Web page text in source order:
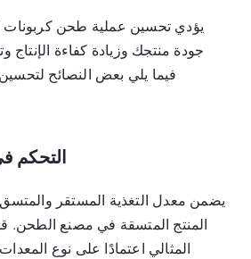
يؤدي تحسين عملية طحن كربونات
جودة منتجك وزيادة كفاءة الإنتاج
فيما يلي بعض النصائح
1.
يضمن معدل التغذية المستقر
المنتج المتسقة في مصنع الطحن.
المثالي اعتمادًا على نوع